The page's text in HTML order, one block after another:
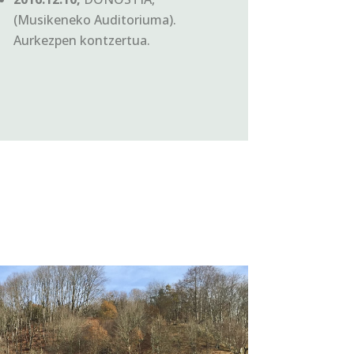
(Musikeneko Auditoriuma).
Aurkezpen kontzertua.